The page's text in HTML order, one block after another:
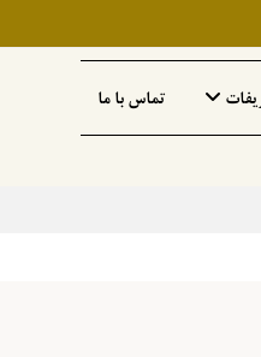
تماس با ما